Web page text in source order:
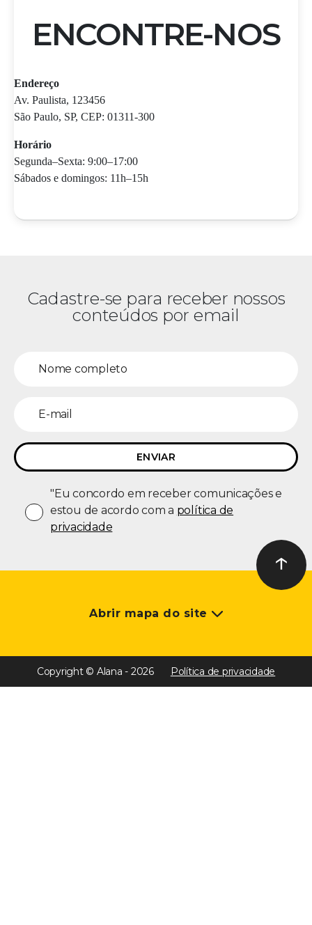
ENCONTRE-NOS
Endereço
Av. Paulista, 123456
São Paulo, SP, CEP: 01311-300
Horário
Segunda–Sexta: 9:00–17:00
Sábados e domingos: 11h–15h
Cadastre-se para receber nossos
conteúdos por email
"Eu concordo em receber comunicações e
estou de acordo com a política de
privacidade
Ir ao
↑
Abrir mapa do site
Copyright © Alana - 2026 Política de privacidade